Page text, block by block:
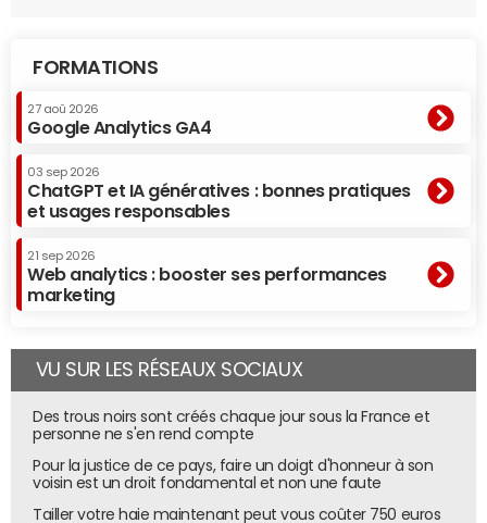
dispose d'un modèle de code de pointe
performant que Claude Opus 4.8, certes, mais beaucoup
plus rapide). Google annonce 277 tokens générés par
seconde, là où Claude Code plafonne à 64 tokens par
seconde avec Opus 4.8 (chiffre Artificial Analysis depuis
les serveurs Anthropic). Un avantage considérable, qui
permet de coder presque aussi bien mais beaucoup plus
vite, rendant l'
d'autant plus intéressante
pour produire.
Pour installer Antigravity CLI sur votre machine, rien n’est
Pour Windows :
irm https://antigravity.google/cli/install.ps1 | iex
Pour Mac / Linux :
FORMATIONS
27 aoû 2026
Google Analytics GA4
03 sep 2026
ChatGPT et IA génératives : bonnes pratiques
et usages responsables
21 sep 2026
Web analytics : booster ses performances
marketing
VU SUR LES RÉSEAUX SOCIAUX
Des trous noirs sont créés chaque jour sous la France et
personne ne s'en rend compte
Pour la justice de ce pays, faire un doigt d'honneur à son
voisin est un droit fondamental et non une faute
Tailler votre haie maintenant peut vous coûter 750 euros